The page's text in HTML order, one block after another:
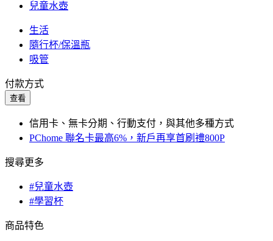
兒童水壺
生活
隨行杯/保溫瓶
吸管
付款方式
查看
信用卡、無卡分期、行動支付，與其他多種方式
PChome 聯名卡最高6%，新戶再享首刷禮800P
搜尋更多
#兒童水壺
#學習杯
商品特色